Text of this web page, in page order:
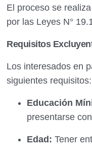
El proceso se
por las Leyes N°
Requisitos
Los interesados en
siguientes requisitos:
Educación
presentarse
Edad: Tener